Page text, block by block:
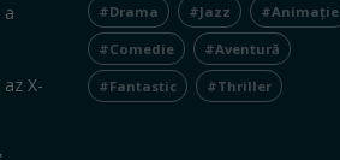
a
X-
#Drama #Jazz #Animație
#Comedie #Aventură
#Fantastic #Thriller